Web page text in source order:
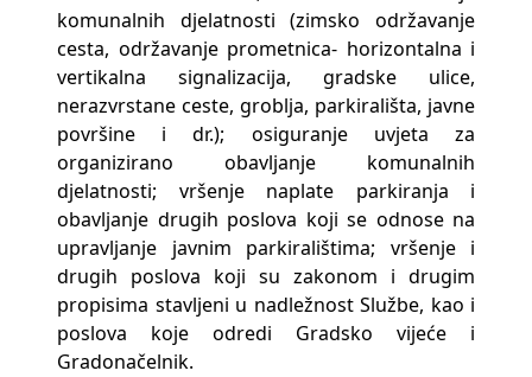
komunalnih djelatnosti (zimsko održavanje
cesta, održavanje prometnica- horizontalna i
vertikalna signalizacija, gradske ulice,
nerazvrstane ceste, groblja, parkirališta, javne
površine i dr.); osiguranje uvjeta za
organizirano obavljanje komunalnih
djelatnosti; vršenje naplate parkiranja i
obavljanje drugih poslova koji se odnose na
upravljanje javnim parkiralištima; vršenje i
drugih poslova koji su zakonom i drugim
propisima stavljeni u nadležnost Službe, kao i
poslova koje odredi Gradsko vijeće i
Gradonačelnik.